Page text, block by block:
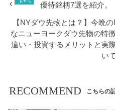
優待銘柄7選を紹介。
【NYダウ先物とは？】今晩
なニューヨークダウ先物の特
違い・投資するメリットと実
い
RECOMMEND こちらの